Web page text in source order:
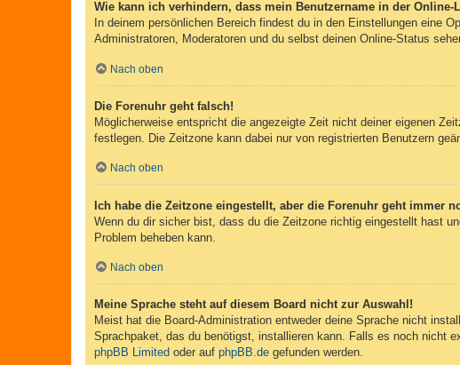
Wie kann ich verhindern, dass mein Benutzername in der Online-
In deinem persönlichen Bereich findest du in den Einstellungen eine
Administratoren, Moderatoren und du selbst deinen Online-Status
Nach oben
Die Forenuhr geht falsch!
Möglicherweise entspricht die angezeigte Zeit nicht deiner eigenen
festlegen. Die Zeitzone kann dabei nur von registrierten Benutzern
Nach oben
Ich habe die Zeitzone eingestellt, aber die Forenuhr geht immer
Wenn du dir sicher bist, dass du die Zeitzone richtig eingestellt hast
Problem beheben kann.
Nach oben
Meine Sprache steht auf diesem Board nicht zur Auswahl!
Meist hat die Board-Administration entweder deine Sprache nicht
Sprachpaket, das du benötigst, installieren kann. Falls es noch nicht
phpBB Limited oder auf phpBB.de gefunden werden.